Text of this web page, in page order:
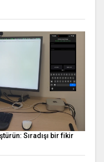
Sıradışı bir fikir